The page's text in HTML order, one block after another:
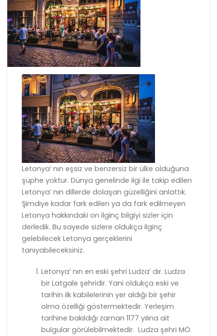
Letonya’ nın eşsiz ve benzersiz bir ülke olduğuna
şüphe yoktur. Dünya genelinde ilgi ile takip edilen
Letonya’ nın dillerde dolaşan güzelliğini anlattık.
Şimdiye kadar fark edilen ya da fark edilmeyen
Letonya hakkındaki on ilginç bilgiyi sizler için
derledik. Bu sayede sizlere oldukça ilginç
gelebilecek Letonya gerçeklerini
tanıyabileceksiniz.
Letonya’ nın en eski şehri Ludza’ dır. Ludza
bir Latgale şehridir. Yani oldukça eski ve
tarihin ilk kabilelerinin yer aldığı bir şehir
olma özelliği göstermektedir. Yerleşim
tarihine bakıldığı zaman 1177 yılına ait
bulgular görülebilmektedir. Ludza şehri MÖ.